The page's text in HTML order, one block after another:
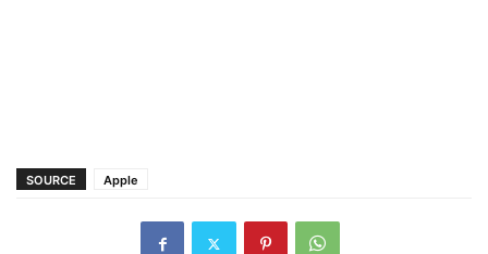
SOURCE Apple